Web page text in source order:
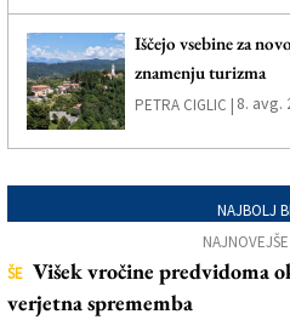
Iščejo vsebine za
znamenju turizma
PETRA CIGLIC | 8. avg.
NAJBOLJ
ŠE Višek vročine predvidoma
verjetna sprememba